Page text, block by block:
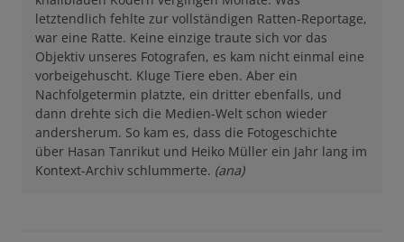
letztendlich fehlte zur vollständigen Ratten-Reportage,
war eine Ratte. Keine einzige traute sich vor das
Objektiv unseres Fotografen, es kam nicht einmal eine
vorbeigehuscht. Kluge Tiere eben. Aber ein
Nachfolgetermin platzte, ein dritter ebenfalls, und
dann drehte sich die Medien-Welt schon wieder
andersherum. So kam es, dass die Fotogeschichte
über Hasan Tanrikut und Heiko Müller ein Jahr lang im
Kontext-Archiv schlummerte. (ana)